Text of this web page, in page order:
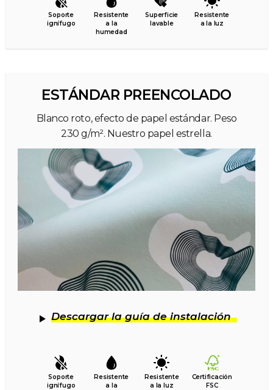
Soporte
ignífugo
Resistente
a la
humedad
Superficie
lavable
Resistente
a la luz
ESTÁNDAR PREENCOLADO
Blanco roto, efecto de papel estándar. Peso
230 g/m². Nuestro papel estrella.
Descargar la guía de instalación
Soporte
ignífugo
Resistente
a la
Resistente
a la luz
Certificación
FSC